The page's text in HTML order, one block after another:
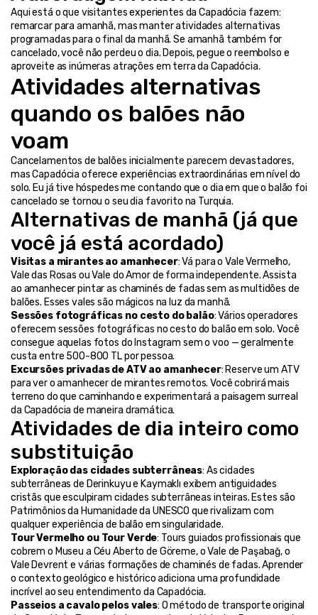
Aqui está o que visitantes experientes da Capadócia fazem:
remarcar para amanhã, mas manter atividades alternativas
programadas para o final da manhã. Se amanhã também for
cancelado, você não perdeu o dia. Depois, pegue o reembolso e
aproveite as inúmeras atrações em terra da Capadócia.
Atividades alternativas
quando os balões não
voam
Cancelamentos de balões inicialmente parecem devastadores,
mas Capadócia oferece experiências extraordinárias em nível do
solo. Eu já tive hóspedes me contando que o dia em que o balão foi
cancelado se tornou o seu dia favorito na Turquia.
Alternativas de manhã (já que
você já está acordado)
Visitas a mirantes ao amanhecer: Vá para o Vale Vermelho,
Vale das Rosas ou Vale do Amor de forma independente. Assista
ao amanhecer pintar as chaminés de fadas sem as multidões de
balões. Esses vales são mágicos na luz da manhã.
Sessões fotográficas no cesto do balão: Vários operadores
oferecem sessões fotográficas no cesto do balão em solo. Você
consegue aquelas fotos do Instagram sem o voo — geralmente
custa entre 500-800 TL por pessoa.
Excursões privadas de ATV ao amanhecer: Reserve um ATV
para ver o amanhecer de mirantes remotos. Você cobrirá mais
terreno do que caminhando e experimentará a paisagem surreal
da Capadócia de maneira dramática.
Atividades de dia inteiro como
substituição
Exploração das cidades subterrâneas: As cidades
subterrâneas de Derinkuyu e Kaymaklı exibem antiguidades
cristãs que esculpiram cidades subterrâneas inteiras. Estes são
Patrimônios da Humanidade da UNESCO que rivalizam com
qualquer experiência de balão em singularidade.
Tour Vermelho ou Tour Verde: Tours guiados profissionais que
cobrem o Museu a Céu Aberto de Göreme, o Vale de Paşabağ, o
Vale Devrent e várias formações de chaminés de fadas. Aprender
o contexto geológico e histórico adiciona uma profundidade
incrível ao seu entendimento da Capadócia.
Passeios a cavalo pelos vales: O método de transporte original